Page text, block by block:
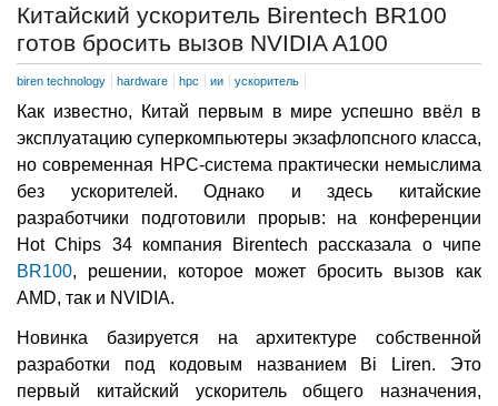
Китайский ускоритель Birentech BR100
готов бросить вызов NVIDIA A100
biren technology hardware hpc ии ускоритель
Как известно, Китай первым в мире успешно ввёл в
эксплуатацию суперкомпьютеры экзафлопсного класса,
но современная HPC-система практически немыслима
без ускорителей. Однако и здесь китайские
разработчики подготовили прорыв: на конференции
Hot Chips 34 компания Birentech рассказала о чипе
BR100, решении, которое может бросить вызов как
AMD, так и NVIDIA.
Новинка базируется на архитектуре собственной
разработки под кодовым названием Bi Liren. Это
первый китайский ускоритель общего назначения,